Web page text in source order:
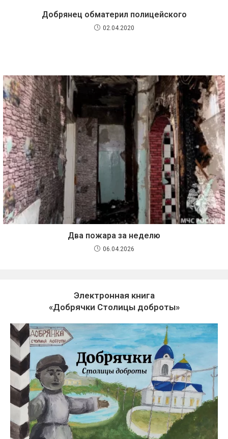
Добрянец обматерил полицейского
02.04.2020
Два пожара за неделю
06.04.2026
Электронная книга
«Добрячки Столицы доброты»